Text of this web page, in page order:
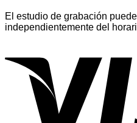
El estudio de grabación
independientemente del